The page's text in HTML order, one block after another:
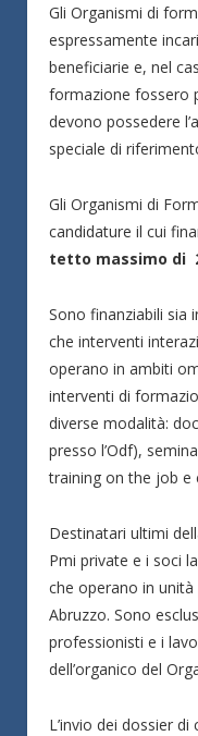
Gli Organismi di
espressamente
beneficiarie e, nel
formazione fossero
devono possedere
speciale di
Gli Organismi di
candidature il cui
tetto massimo di
Sono finanziabili sia
che interventi
operano in ambiti
interventi di
diverse modalità:
presso l’Odf),
training on the job e
Destinatari ultimi
Pmi private e i soci
che operano in
Abruzzo. Sono
professionisti e i
dell’organico del
L’invio dei dossier